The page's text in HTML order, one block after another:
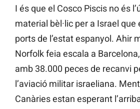
I és que el Cosco Piscis no és
material bèl·lic per a Israel
ports de l’estat espanyol. Ahir
Norfolk feia escala a
amb 38.000 peces de recanvi
l’aviació militar israeliana.
Canàries estan esperant